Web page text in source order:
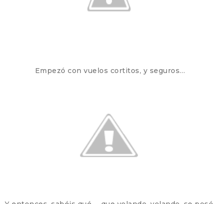
Empezó con vuelos cortitos, y seguros…